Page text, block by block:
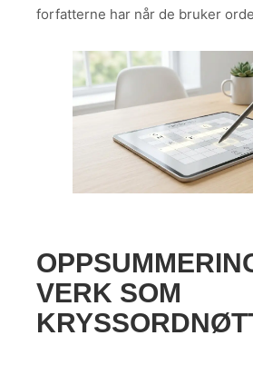
forfatterne har når de bruker
VERK SOM